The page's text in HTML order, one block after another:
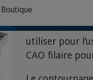
Boutique
GibbsCAM
utiliser pour
CAO filaire